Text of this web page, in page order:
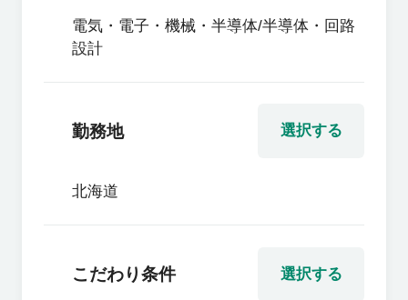
電気・電子・機械・半導体/半導体・回路
設計
選択する
勤務地
北海道
選択する
こだわり条件